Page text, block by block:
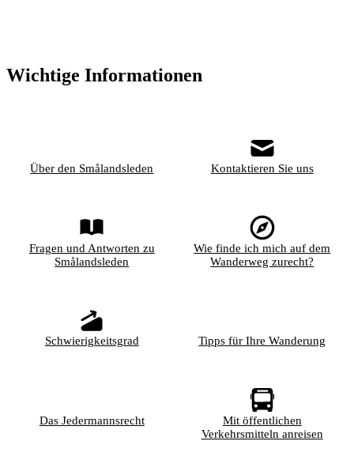
Wichtige Informationen
Über den Smålandsleden Kontaktieren Sie uns
Fragen und Antworten zu
Smålandsleden
Wie finde ich mich auf dem
Wanderweg zurecht?
Schwierigkeitsgrad Tipps für Ihre Wanderung
Das Jedermannsrecht
Mit öffentlichen
Verkehrsmitteln anreisen